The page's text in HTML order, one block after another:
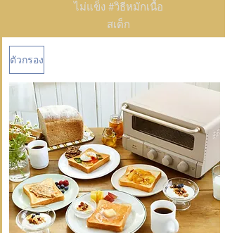
ไม่แข็ง #วิธีหมักเนื้อ
สเต็ก
ตัวกรอง